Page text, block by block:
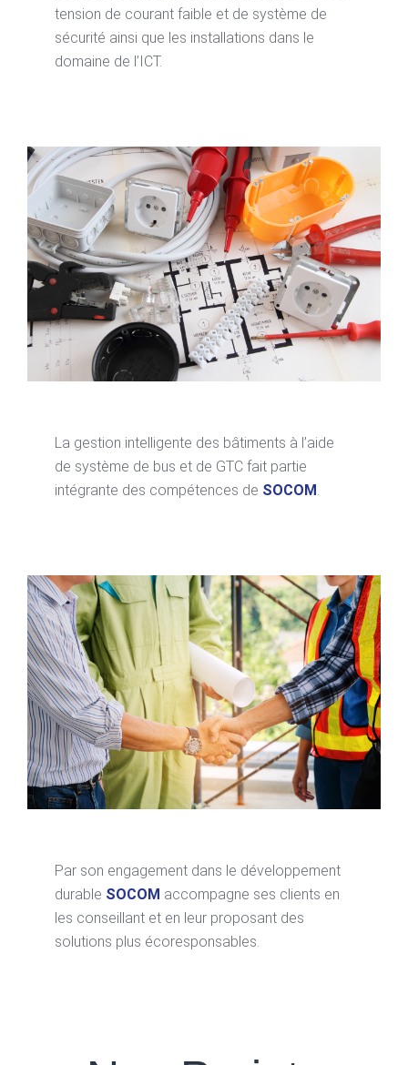
tension de courant faible et de système de
sécurité ainsi que les installations dans le
domaine de l’ICT.
La gestion intelligente des bâtiments à l’aide
de système de bus et de GTC fait partie
intégrante des compétences de SOCOM .
Par son engagement dans le développement
durable SOCOM accompagne ses clients en
les conseillant et en leur proposant des
solutions plus écoresponsables.